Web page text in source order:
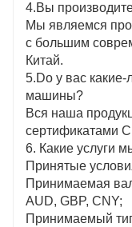
4.Вы
Мы являемся
с большим
Китай.
5.Do у вас
машины?
Вся наша
сертификатами
6. Какие услуги
Принятые
Принимаемая
AUD, GBP, CNY;
Принимаемый